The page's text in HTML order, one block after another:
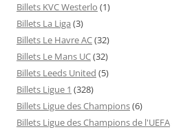
Billets KVC Westerlo (1)
Billets La Liga (3)
Billets Le Havre AC(32)
Billets Le Mans UC(32)
Billets Leeds United (5)
Billets Ligue 1 (328)
Billets Ligue des Champions(6)
Billets Ligue des Champions de l'UEFA